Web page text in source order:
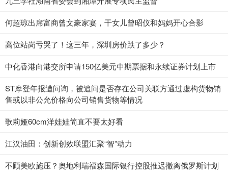
何超琼出席富商曾文豪家宴，干女儿曾昭仪和妈妈开心合影
高位站岗亏哭了！这三年，深圳房价跌了多少？
中化香港向港交所申请150亿美元中期票据和永续证券计划上市
ST摩登年报遭问询，被追问是否存在公司关联方通过虚构货物销
售或以非公允价格向公司销售货物等情况
歌莉娅60cm洋娃娃简直不要太好看
江汉油田：创新创效联盟汇聚“智”动力
不顾美欧施压？奥地利瑞福森国际银行控股推迟撤离俄罗斯计划